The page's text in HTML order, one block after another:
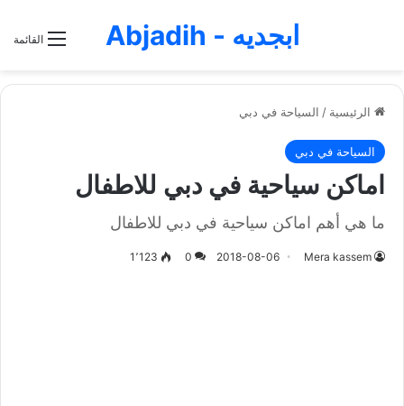
القائمة ابجديه - Abjadih
الرئيسية / السياحة في دبي
السياحة في دبي
اماكن سياحية في دبي للاطفال
ما هي أهم اماكن سياحية في دبي للاطفال
Mera kassem
2018-08-06
0 1٬123